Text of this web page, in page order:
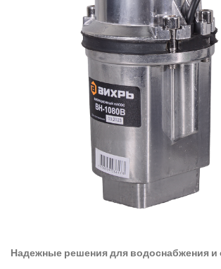
Надежные решения для водоснабжения